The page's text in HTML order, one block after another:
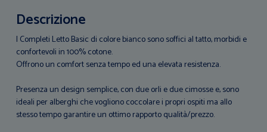
Descrizione
I Completi Letto Basic di colore bianco sono soffici al tatto, morbidi e
confortevoli in 100% cotone.
Offrono un comfort senza tempo ed una elevata resistenza.
Presenza un design semplice, con due orli e due cimosse e, sono
ideali per alberghi che vogliono coccolare i propri ospiti ma allo
stesso tempo garantire un ottimo rapporto qualità/prezzo.